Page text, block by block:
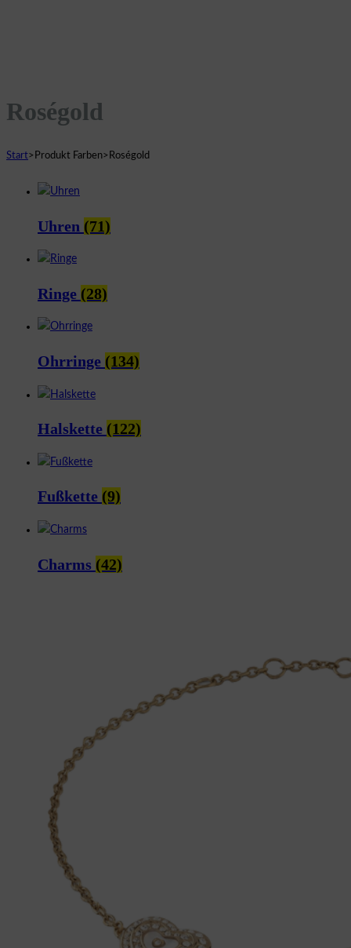
Roségold
Start> Produkt Farben> Roségold
Uhren (71)
Ringe (28)
Ohrringe (134)
Halskette (122)
Fußkette (9)
Charms (42)